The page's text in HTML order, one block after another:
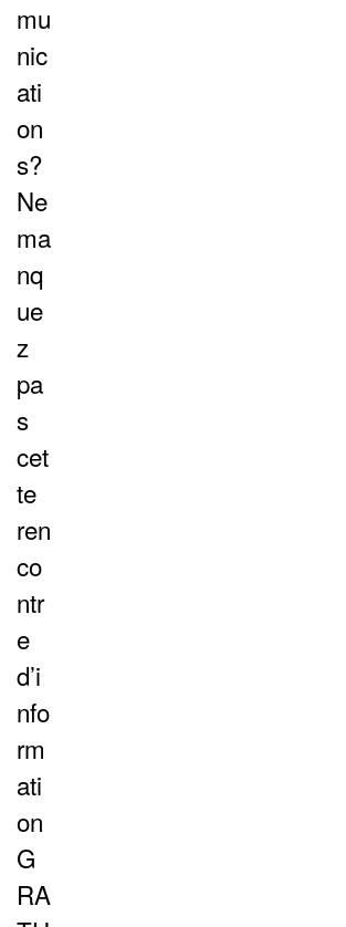
mu
nic
ati
on
s?
Ne
ma
nq
ue
z
pa
s
cet
te
ren
co
ntr
e
d’i
nfo
rm
ati
on
G
RA